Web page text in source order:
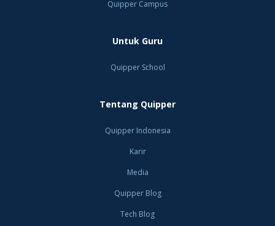
Quipper Campus
Untuk Guru
Quipper School
Tentang Quipper
Quipper Indonesia
Karir
Media
Quipper Blog
Tech Blog